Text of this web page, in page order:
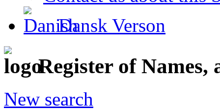
Dansk Verson
Register of Names,
New search